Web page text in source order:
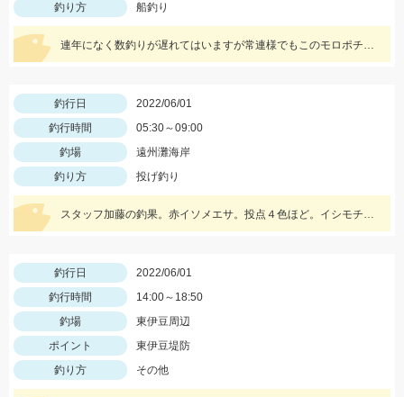
釣り方
船釣り
連年になく数釣りが遅れてはいますが常連様でもこのモロポチャギスのデカさには かなり魅力的みたいですよッ(^-^)♡
釣行日
2022/06/01
釣行時間
05:30～09:00
釣場
遠州灘海岸
釣り方
投げ釣り
スタッフ加藤の釣果。赤イソメエサ。投点４色ほど。イシモチも混じりました。
釣行日
2022/06/01
釣行時間
14:00～18:50
釣場
東伊豆周辺
ポイント
東伊豆堤防
釣り方
その他